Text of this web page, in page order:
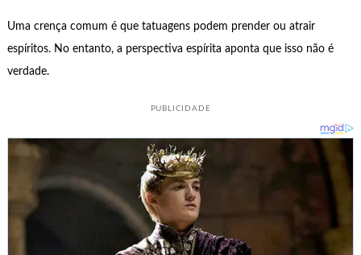
Uma crença comum é que tatuagens podem prender ou atrair
espíritos. No entanto, a perspectiva espírita aponta que isso não é
verdade.
PUBLICIDADE